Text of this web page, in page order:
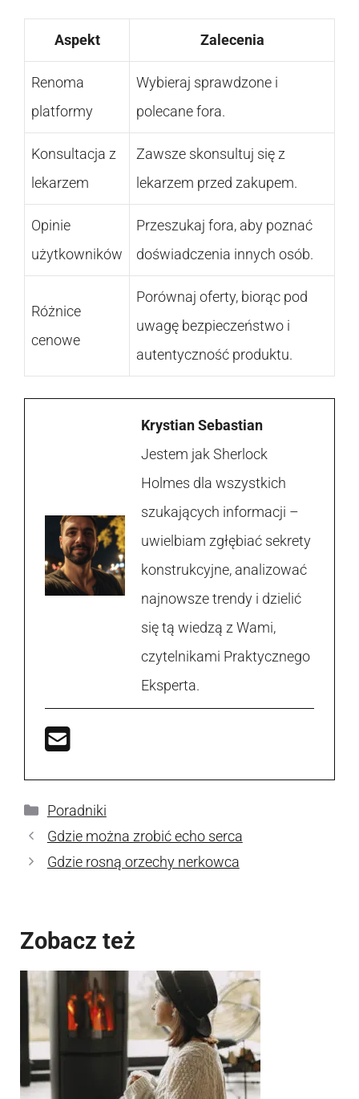
Aspekt Zalecenia
Renoma
platformy
Wybieraj sprawdzone i
polecane fora.
Konsultacja z
lekarzem
Zawsze skonsultuj się z
lekarzem przed zakupem.
Opinie
użytkowników
Przeszukaj fora, aby poznać
doświadczenia innych osób.
Różnice
cenowe
Porównaj oferty, biorąc pod
uwagę bezpieczeństwo i
autentyczność produktu.
Krystian Sebastian
Jestem jak Sherlock
Holmes dla wszystkich
szukających informacji –
uwielbiam zgłębiać sekrety
konstrukcyjne, analizować
najnowsze trendy i dzielić
się tą wiedzą z Wami,
czytelnikami Praktycznego
Eksperta.
Kategorie
Poradniki
Gdzie można zrobić echo serca
Gdzie rosną orzechy nerkowca
Zobacz też